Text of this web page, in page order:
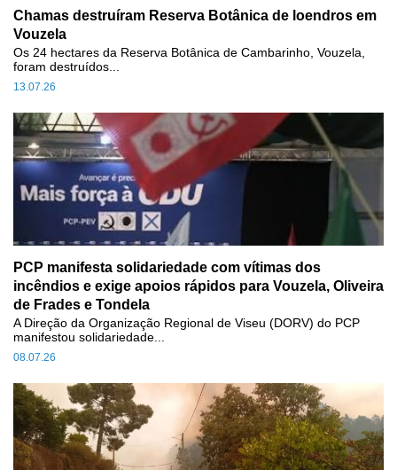
Chamas destruíram Reserva Botânica de loendros em
Vouzela
13.07.26
Os 24 hectares da Reserva Botânica de Cambarinho, Vouzela,
foram destruídos...
PCP manifesta solidariedade com vítimas dos
incêndios e exige apoios rápidos para Vouzela, Oliveira
de Frades e Tondela
08.07.26
A Direção da Organização Regional de Viseu (DORV) do PCP
manifestou solidariedade...